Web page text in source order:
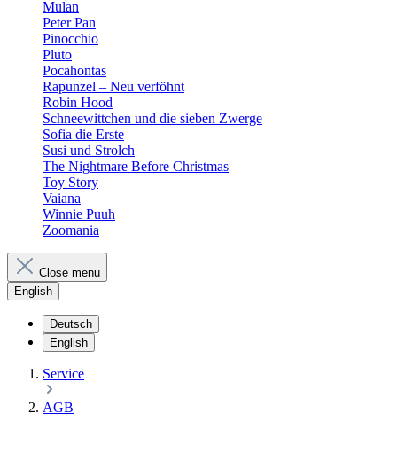
Mulan
Peter Pan
Pinocchio
Pluto
Pocahontas
Rapunzel – Neu verföhnt
Robin Hood
Schneewittchen und die sieben Zwerge
Sofia die Erste
Susi und Strolch
The Nightmare Before Christmas
Toy Story
Vaiana
Winnie Puuh
Zoomania
Close menu
English
Deutsch
English
Service
AGB